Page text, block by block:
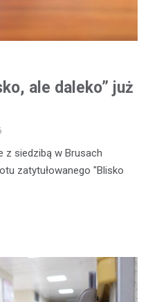
ale daleko” już
z siedzibą w Brusach
zatytułowanego "Blisko